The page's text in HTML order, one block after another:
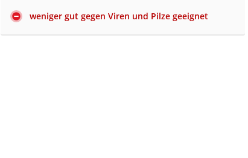
weniger gut gegen Viren und Pilze geeignet